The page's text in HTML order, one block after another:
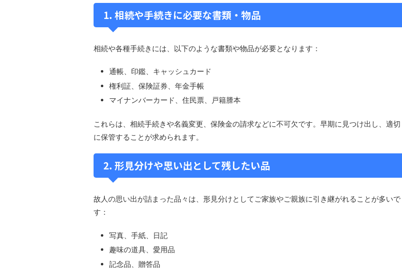
1. 相続や手続きに必要な書類・物品
相続や各種手続きには、以下のような書類や物品が必要となります：​
通帳、印鑑、キャッシュカード​
権利証、保険証券、年金手帳​
マイナンバーカード、住民票、戸籍謄本​
これらは、相続手続きや名義変更、保険金の請求などに不可欠です。​早期に見つけ出し、適切
に保管することが求められます。​
2. 形見分けや思い出として残したい品
故人の思い出が詰まった品々は、形見分けとしてご家族やご親族に引き継がれることが多いで
す：​
写真、手紙、日記​
趣味の道具、愛用品​
記念品、贈答品​